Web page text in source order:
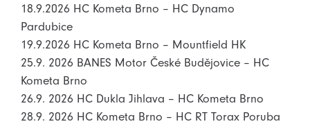
18.9.2026 HC Kometa Brno – HC Dynamo
Pardubice
19.9.2026 HC Kometa Brno – Mountfield HK
25.9. 2026 BANES Motor České Budějovice – HC
Kometa Brno
26.9. 2026 HC Dukla Jihlava – HC Kometa Brno
28.9. 2026 HC Kometa Brno – HC RT Torax Poruba